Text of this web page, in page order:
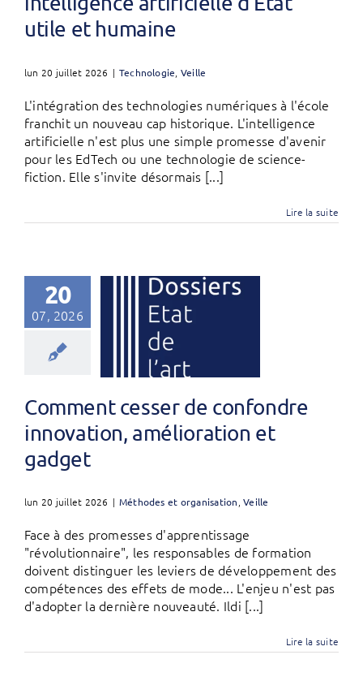
utile et humaine
lun 20 juillet 2026 | Technologie, Veille
L'intégration des technologies numériques à l'école
franchit un nouveau cap historique. L'intelligence
artificielle n'est plus une simple promesse d'avenir
pour les EdTech ou une technologie de science-
fiction. Elle s'invite désormais [...]
Lire la suite
20
07, 2026
Comment cesser de confondre
innovation, amélioration et
gadget
lun 20 juillet 2026 | Méthodes et organisation,Veille
Face à des promesses d'apprentissage
"révolutionnaire", les responsables de formation
doivent distinguer les leviers de développement des
compétences des effets de mode... L'enjeu n'est pas
d'adopter la dernière nouveauté. Ildi [...]
Lire la suite